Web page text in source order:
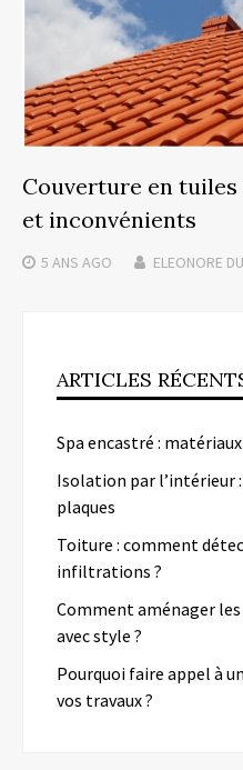
Couverture en tuiles
et inconvénients
5 ANS AGO ELEONORE
ARTICLES
Spa encastré :
Isolation par l’intérieur
plaques
Toiture : comment
infiltrations ?
Comment aménager
avec style ?
Pourquoi faire appel à
vos travaux ?